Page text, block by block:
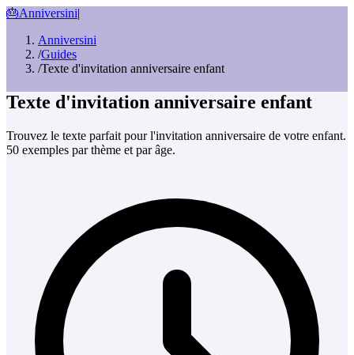
🎂Anniversini|
Anniversini
/Guides
/Texte d'invitation anniversaire enfant
Texte d'invitation anniversaire enfant
Trouvez le texte parfait pour l'invitation anniversaire de votre enfant.
50 exemples par thème et par âge.